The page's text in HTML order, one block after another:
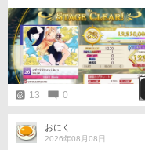
13 0
おにく
2026年08月08日